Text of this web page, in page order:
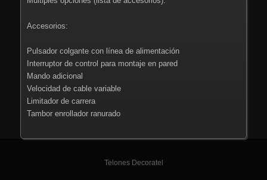
Accesorios:
Pulsador colgante con línea de alimentación
Interruptor de control para montaje en pared
Mando adicional
Velocidad de cable variable
Limitador de carrera
Tambor enrollador ranurado
Telones Decoratel